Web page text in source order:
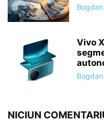
Bogdan
Vivo
Bogdan
NICIUN